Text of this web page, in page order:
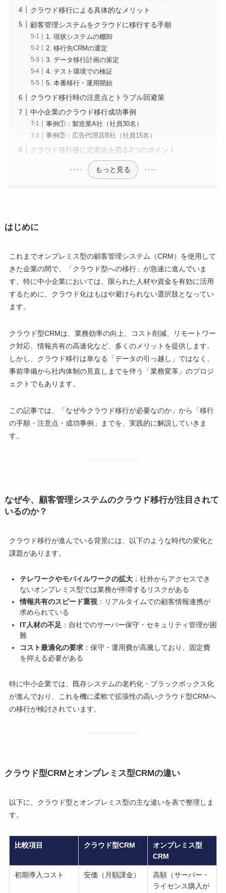
クラウド移行による具体的なメリット
顧客管理システムをクラウドに移行する手順
1. 現状システムの棚卸
2. 移行先CRMの選定
3. データ移行計画の策定
4. テスト環境での検証
5. 本番移行・運用開始
クラウド移行時の注意点とトラブル回避策
中小企業のクラウド移行成功事例
事例①：製造業A社（社員30名）
事例②：広告代理店B社（社員15名）
クラウド移行後に定着化を図る3つのポイント
もっと見る
はじめに
これまでオンプレミス型の顧客管理システム（CRM）を使用して
きた企業の間で、「クラウド型への移行」が急速に進んでいま
す。特に中小企業においては、限られた人材や資金を有効に活用
するために、クラウド化はもはや避けられない選択肢となってい
ます。
クラウド型CRMは、業務効率の向上、コスト削減、リモートワー
ク対応、情報共有の高速化など、多くのメリットを提供します。
しかし、クラウド移行は単なる「データの引っ越し」ではなく、
事前準備から社内体制の見直しまでを伴う「業務変革」のプロジ
ェクトでもあります。
この記事では、「なぜ今クラウド移行が必要なのか」から「移行
の手順・注意点・成功事例」までを、実践的に解説していきま
す。
なぜ今、顧客管理システムのクラウド移行が注目されて
いるのか？
クラウド移行が進んでいる背景には、以下のような時代の変化と
課題があります。
テレワークやモバイルワークの拡大：社外からアクセスでき
ないオンプレミス型では業務が停滞するリスクがある
情報共有のスピード重視：リアルタイムでの顧客情報連携が
求められている
IT人材の不足 ：自社でのサーバー保守・セキュリティ管理が困
難
コスト最適化の要求：保守・運用費が高騰しており、固定費
を抑える必要がある
特に中小企業では、既存システムの老朽化・ブラックボックス化
が進んでおり、これを機に柔軟で拡張性の高いクラウド型CRMへ
の移行が検討されています。
クラウド型CRMとオンプレミス型CRMの違い
以下に、クラウド型とオンプレミス型の主な違いを表で整理しま
す。
比較項目 クラウド型CRM
オンプレミス型
CRM
初期導入コスト 安価（月額課金）
高額（サーバー・
ライセンス購入が